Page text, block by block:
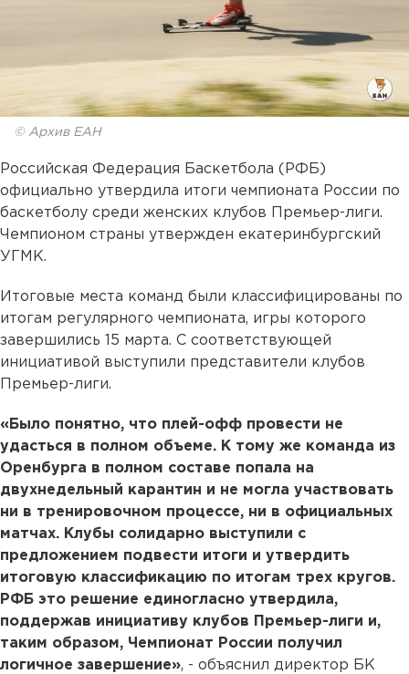
© Архив ЕАН
Российская Федерация Баскетбола (РФБ)
официально утвердила итоги чемпионата России по
баскетболу среди женских клубов Премьер-лиги.
Чемпионом страны утвержден екатеринбургский
УГМК.
Итоговые места команд были классифицированы по
итогам регулярного чемпионата, игры которого
завершились 15 марта. С соответствующей
инициативой выступили представители клубов
Премьер-лиги.
«Было понятно, что плей-офф провести не
удасться в полном объеме. К тому же команда из
Оренбурга в полном составе попала на
двухнедельный карантин и не могла участвовать
ни в тренировочном процессе, ни в официальных
матчах. Клубы солидарно выступили с
предложением подвести итоги и утвердить
итоговую классификацию по итогам трех кругов.
РФБ это решение единогласно утвердила,
поддержав инициативу клубов Премьер-лиги и,
таким образом, Чемпионат России получил
логичное завершение», - объяснил директор БК